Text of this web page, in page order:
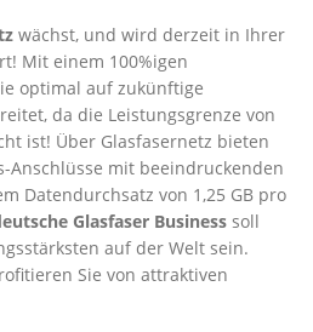
wächst, und wird derzeit in Ihrer
Mit einem 100%igen
optimal auf zukünftige
da die Leistungsgrenze von
ist! Über Glasfasernetz bieten
Anschlüsse mit beeindruckenden
Datendurchsatz von 1,25 GB pro
Glasfaser Business soll
auf der Welt sein.
Sie von attraktiven